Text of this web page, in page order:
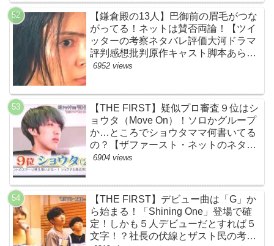
【鎌倉殿の13人】巴御前の眉毛がつな
がってる！ネットは賛否両論！【ツイ
ッターの考察ネタバレ評価大河ドラマ
評判感想批判原作キャスト脚本あらす
じ伏線まとめ犯人黒幕・秋元才加】
6952 views
【THE FIRST】疑似プロ審査９位はシ
ョウタ（Move On）！ソロかグループ
か…ところでショウタママ何書いてる
の？【ザファースト・ネットのネタバ
レ感想考察まとめ・スッキリ・
6904 views
【THE FIRST】デビュー曲は「G」か
ら始まる！「Shining One」登場で確
定！しかも５人デビューだとすれば５
文字！？社長の伏線とザスト民の考察